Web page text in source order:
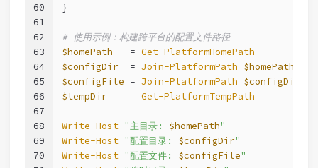
60
61
62
63
64
65
66
67
68
69
70
}
# 使用示例：构建跨平台的配置文件路径
$homePath
   =
Get-PlatformHomePath
$configDir
  =
Join-PlatformPath $homePath
$configFile = Join-PlatformPath $configDir
$tempDir
    =
Get-PlatformTempPath
Write-Host "主目录: $homePath"
Write-Host "配置目录: $configDir"
Write-Host "配置文件: $configFile"